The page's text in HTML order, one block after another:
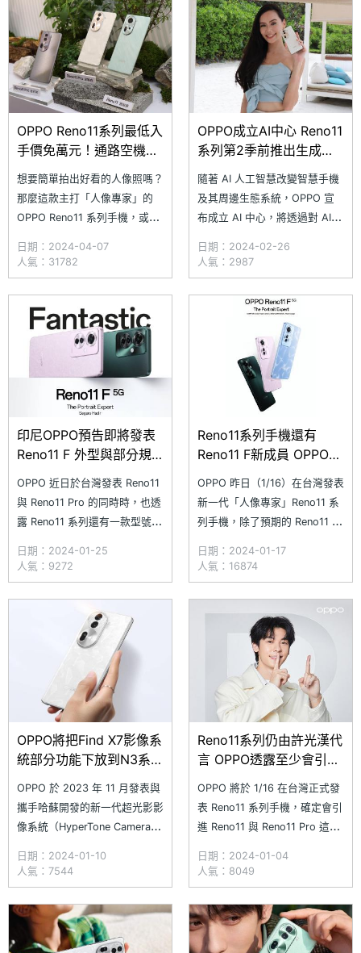
用 Reno11 Pro 搭載的聯發科天
璣 8200，新機預期已
度大會活動上，OPPO 也公布
了
OPPO Reno11系列最低入
手價免萬元！通路空機價
想要簡單拍出好看的人像照嗎？
那麼這款主打「人像專家」的
OPPO Reno11 系列手機，或許
系列分別有 Reno11 5G、
Reno11 Pro 5G 兩款手機，同
樣擁有 6.7 吋 AMOLED 雙曲面
螢幕、具備 5,000 萬畫素
日期：2024-04-07
人氣：31782
OPPO成立AI中心 Reno11
系列第2季前推出生成式
隨著 AI 人工智慧改變智慧手機
及其周邊生態系統，OPPO 宣
布成立 AI 中心，將透過對 AI
OPPO 的 AI 能力，並提到將以
用戶為核心，更廣泛的探索 AI
產品和功能，為用戶帶來最新的
AI 體驗。OPPO 同時預告，
Reno11 系列手機將於 2024 年
日期：2024-02-26
人氣：2987
印尼OPPO預告即將發表
Reno11 F 外型與部分規
格公布
OPPO 近日於台灣發表 Reno11
與 Reno11 Pro 的同時時，也透
露 Reno11 系列還有一款型號為
會推出。近日，印尼 OPPO 啟
動 Reno11 F 預熱宣傳與事前預
約活動，宣傳圖曝光正面採用平
面「挖孔」螢幕，並預告新機擁
有夢幻肖像拍攝、
日期：2024-01-25
人氣：9272
Reno11系列手機還有
Reno11 F新成員 OPPO預
告推出
OPPO 昨日（1/16）在台灣發表
新一代「人像專家」Reno11 系
列手機，除了預期的 Reno11 與
理劉金預告 Reno11 系列接下來
還有 Reno11 F 新成員，這款尚
未發表的新機將於近期推出。不
過並未具體透露 OPPO Reno11
日期：2024-01-17
人氣：16874
OPPO將把Find X7影像系
統部分功能下放到N3系列
OPPO 於 2023 年 11 月發表與
攜手哈蘇開發的新一代超光影影
像系統（HyperTone Camera
於 OPPO Find X7 系列、
OnePlus 12 等手機所搭載。近
日，國外網站 GSMArena 取得
OPPO 方面說法，內容提到新
一代超光影影
日期：2024-01-10
人氣：7544
Reno11系列仍由許光漢代
言 OPPO透露至少會引進
OPPO 將於 1/16 在台灣正式發
表 Reno11 系列手機，確定會引
進 Reno11 與 Reno11 Pro 這兩
的 ColorOS 14 操作介面。
OPPO 除了近日已經展開預熱
宣傳外，日前也宣布將由藝人許
光漢代言，同時也透露
日期：2024-01-04
人氣：8049